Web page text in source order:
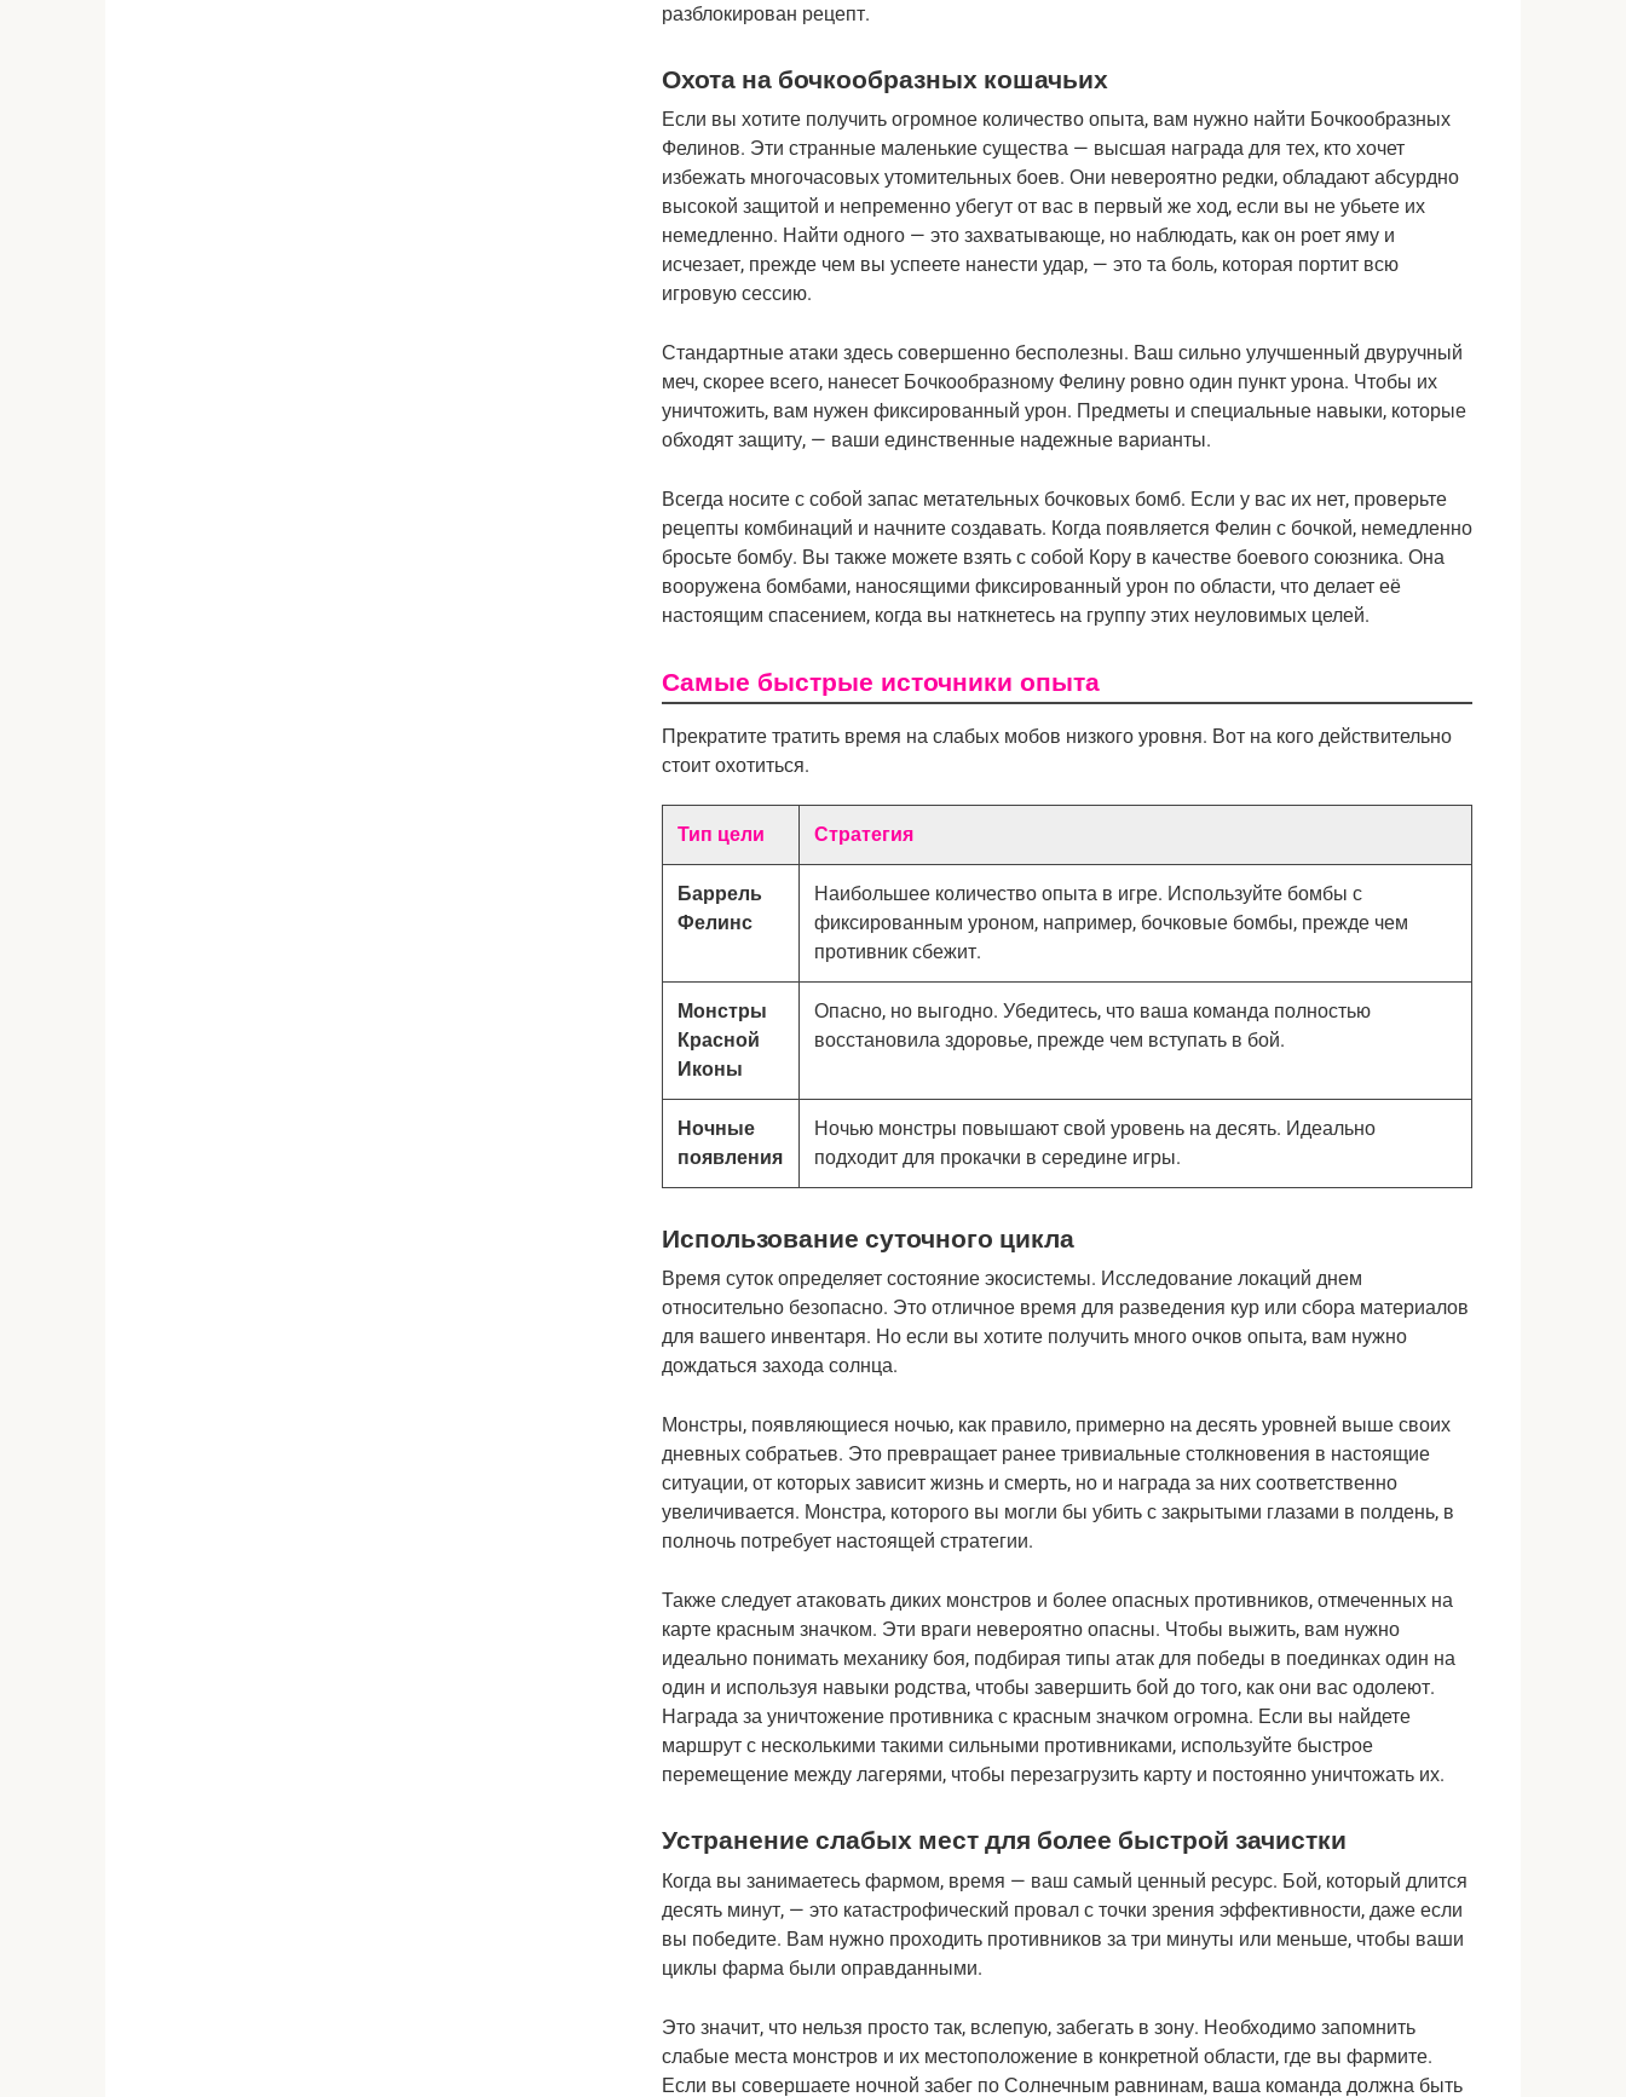
разблокирован рецепт.
Охота на бочкообразных кошачьих
Если вы хотите получить огромное количество опыта, вам нужно найти Бочкообразных
Фелинов. Эти странные маленькие существа — высшая награда для тех, кто хочет
избежать многочасовых утомительных боев. Они невероятно редки, обладают абсурдно
высокой защитой и непременно убегут от вас в первый же ход, если вы не убьете их
немедленно. Найти одного — это захватывающе, но наблюдать, как он роет яму и
исчезает, прежде чем вы успеете нанести удар, — это та боль, которая портит всю
игровую сессию.
Стандартные атаки здесь совершенно бесполезны. Ваш сильно улучшенный двуручный
меч, скорее всего, нанесет Бочкообразному Фелину ровно один пункт урона. Чтобы их
уничтожить, вам нужен фиксированный урон. Предметы и специальные навыки, которые
обходят защиту, — ваши единственные надежные варианты.
Всегда носите с собой запас метательных бочковых бомб. Если у вас их нет, проверьте
рецепты комбинаций и начните создавать. Когда появляется Фелин с бочкой, немедленно
бросьте бомбу. Вы также можете взять с собой Кору в качестве боевого союзника. Она
вооружена бомбами, наносящими фиксированный урон по области, что делает её
настоящим спасением, когда вы наткнетесь на группу этих неуловимых целей.
Самые быстрые источники опыта
Прекратите тратить время на слабых мобов низкого уровня. Вот на кого действительно
стоит охотиться.
Тип цели Стратегия
Баррель
Фелинс
Наибольшее количество опыта в игре. Используйте бомбы с
фиксированным уроном, например, бочковые бомбы, прежде чем
противник сбежит.
Монстры
Красной
Иконы
Опасно, но выгодно. Убедитесь, что ваша команда полностью
восстановила здоровье, прежде чем вступать в бой.
Ночные
появления
Ночью монстры повышают свой уровень на десять. Идеально
подходит для прокачки в середине игры.
Использование суточного цикла
Время суток определяет состояние экосистемы. Исследование локаций днем ​​
относительно безопасно. Это отличное время для разведения кур или сбора материалов
для вашего инвентаря. Но если вы хотите получить много очков опыта, вам нужно
дождаться захода солнца.
Монстры, появляющиеся ночью, как правило, примерно на десять уровней выше своих
дневных собратьев. Это превращает ранее тривиальные столкновения в настоящие
ситуации, от которых зависит жизнь и смерть, но и награда за них соответственно
увеличивается. Монстра, которого вы могли бы убить с закрытыми глазами в полдень, в
полночь потребует настоящей стратегии.
Также следует атаковать диких монстров и более опасных противников, отмеченных на
карте красным значком. Эти враги невероятно опасны. Чтобы выжить, вам нужно
идеально понимать механику боя, подбирая типы атак для победы в поединках один на
один и используя навыки родства, чтобы завершить бой до того, как они вас одолеют.
Награда за уничтожение противника с красным значком огромна. Если вы найдете
маршрут с несколькими такими сильными противниками, используйте быстрое
перемещение между лагерями, чтобы перезагрузить карту и постоянно уничтожать их.
Устранение слабых мест для более быстрой зачистки
Когда вы занимаетесь фармом, время — ваш самый ценный ресурс. Бой, который длится
десять минут, — это катастрофический провал с точки зрения эффективности, даже если
вы победите. Вам нужно проходить противников за три минуты или меньше, чтобы ваши
циклы фарма были оправданными.
Это значит, что нельзя просто так, вслепую, забегать в зону. Необходимо запомнить
слабые места монстров и их местоположение в конкретной области, где вы фармите.
Если вы совершаете ночной забег по Солнечным равнинам, ваша команда должна быть